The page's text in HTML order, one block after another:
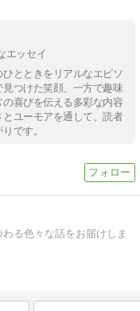
エッセイ
とときをリアルなエピソ
つけた笑顔、一方で趣味
喜びを伝える多彩な内容
ユーモアを通して、読者
です。
る色々な話をお届けしま